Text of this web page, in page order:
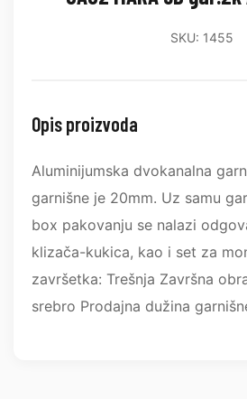
SKU: 1455
Opis proizvoda
Aluminijumska dvokanalna
garnišne je 20mm. Uz samu
box pakovanju se nalazi
klizača-kukica, kao i set za
završetka: Trešnja Završna
srebro Prodajna dužina